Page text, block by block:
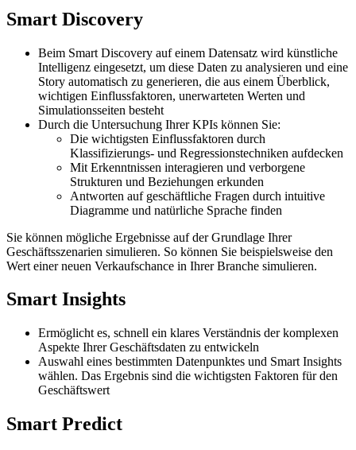
Smart Discovery
Beim Smart Discovery auf einem Datensatz wird künstliche
Intelligenz eingesetzt, um diese Daten zu analysieren und eine
Story automatisch zu generieren, die aus einem Überblick,
wichtigen Einflussfaktoren, unerwarteten Werten und
Simulationsseiten besteht
Durch die Untersuchung Ihrer KPIs können Sie:
Die wichtigsten Einflussfaktoren durch
Klassifizierungs- und Regressionstechniken aufdecken
Mit Erkenntnissen interagieren und verborgene
Strukturen und Beziehungen erkunden
Antworten auf geschäftliche Fragen durch intuitive
Diagramme und natürliche Sprache finden
Sie können mögliche Ergebnisse auf der Grundlage Ihrer
Geschäftsszenarien simulieren. So können Sie beispielsweise den
Wert einer neuen Verkaufschance in Ihrer Branche simulieren.
Smart Insights
Ermöglicht es, schnell ein klares Verständnis der komplexen
Aspekte Ihrer Geschäftsdaten zu entwickeln
Auswahl eines bestimmten Datenpunktes und Smart Insights
wählen. Das Ergebnis sind die wichtigsten Faktoren für den
Geschäftswert
Smart Predict